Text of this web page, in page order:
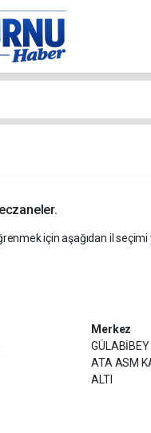
için aşağıdan il
Merkez
ATA ASM
ALTI